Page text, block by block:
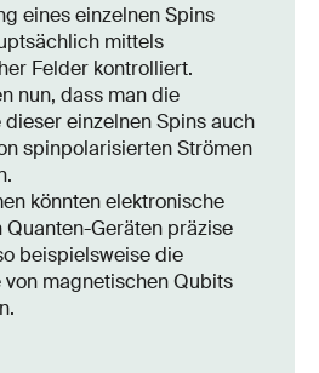
eines einzelnen Spins
mittels
Felder kontrolliert.
nun, dass man die
einzelnen Spins auch
spinpolarisierten Strömen
könnten elektronische
Geräten präzise
beispielsweise die
magnetischen Qubits